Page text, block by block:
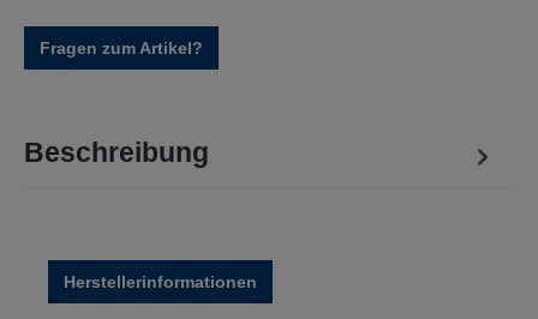
Fragen zum Artikel?
Beschreibung
Herstellerinformationen